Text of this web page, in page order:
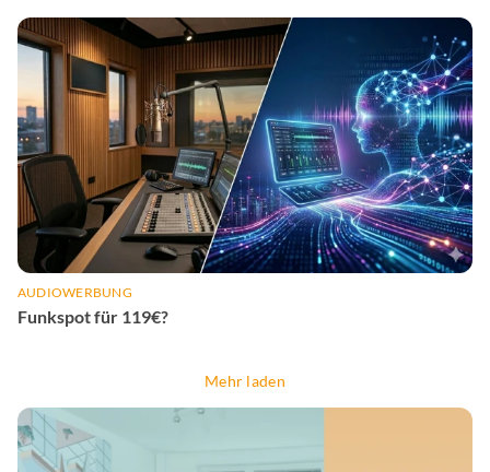
AUDIOWERBUNG
Funkspot für 119€?
Mehr laden